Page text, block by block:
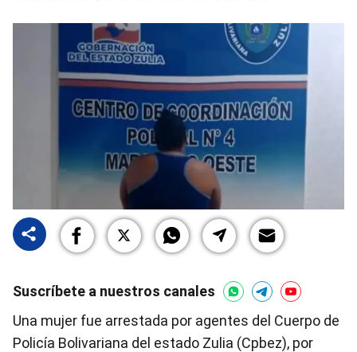
Suscríbete a nuestros canales
Una mujer fue arrestada por agentes del Cuerpo de
Policía Bolivariana del estado Zulia (Cpbez), por